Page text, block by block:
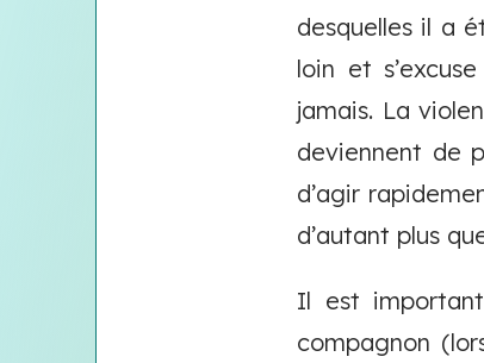
desquelles il a
loin et
jamais. La
deviennent de
d’agir
d’autant plus
Il est
compagnon